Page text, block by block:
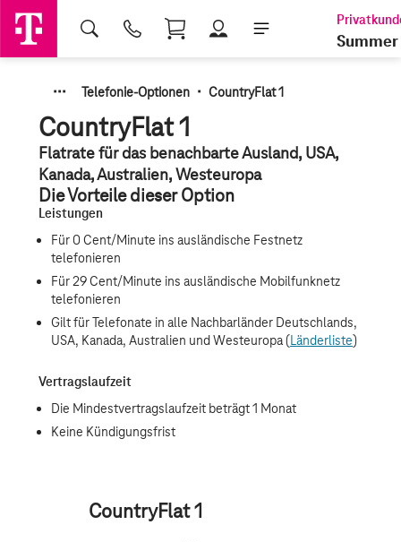
Shopping Cart
Summer
··· Telefonie-Optionen · CountryFlat 1
CountryFlat 1
Flatrate für das benachbarte Ausland, USA,
Kanada, Australien, Westeuropa
Die Vorteile dieser Option
CountryFlat 1